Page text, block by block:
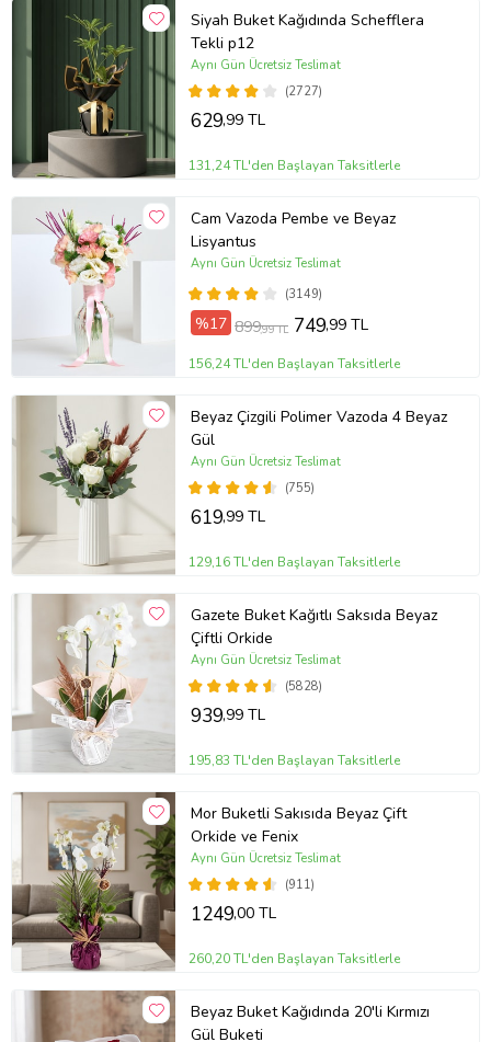
Siyah Buket Kağıdında Schefflera
Tekli p12
(2727)
Aynı Gün Ücretsiz Teslimat
629,99 TL
131,24 TL'den Başlayan Taksitlerle
Cam Vazoda Pembe ve Beyaz
Lisyantus
(3149)
Aynı Gün Ücretsiz Teslimat
%17 899,99 TL 749,99 TL
156,24 TL'den Başlayan Taksitlerle
Beyaz Çizgili Polimer Vazoda 4 Beyaz
Gül
(755)
Aynı Gün Ücretsiz Teslimat
619,99 TL
129,16 TL'den Başlayan Taksitlerle
Gazete Buket Kağıtlı Saksıda Beyaz
Çiftli Orkide
(5828)
Aynı Gün Ücretsiz Teslimat
939,99 TL
195,83 TL'den Başlayan Taksitlerle
Mor Buketli Sakısıda Beyaz Çift
Orkide ve Fenix
(911)
Aynı Gün Ücretsiz Teslimat
1249,00 TL
260,20 TL'den Başlayan Taksitlerle
Beyaz Buket Kağıdında 20'li Kırmızı
Gül Buketi